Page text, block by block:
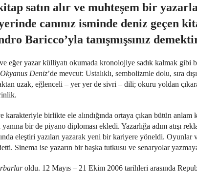
satın alır ve muhteşem bir yazarla
yerinde canınız isminde deniz geçen
Baricco’yla tanışmışsınız
eğer yazar külliyatı okumada kronolojiye sadık kalmak gibi
Okyanus Deniz’de mevcut: Ustalıklı, sembolizmle dolu, sıra
uzak, eğlenceli – yer yer de sivri – dili; okuru yoldan
birlikte ele alındığında ortaya çıkan bütün
bir de piyano diploması ekledi. Yazarlığa adım atışı
eleştiri yazıları yazarak yeni bir kariyere yöneldi. Oyunlar
Sinema ise yazarın bir başka tutkusu ve senaryolar
oldu. 12 Mayıs – 21 Ekim 2006 tarihleri ​​arasında